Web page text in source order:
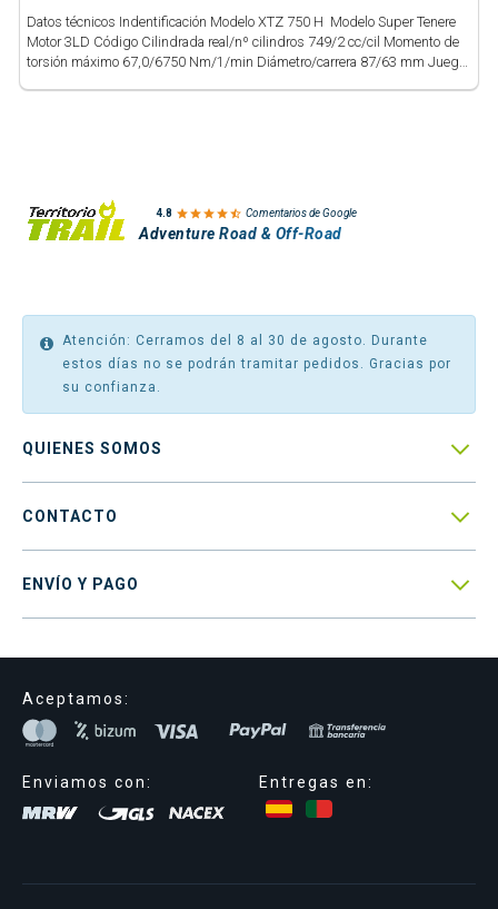
Datos técnicos Indentificación Modelo XTZ 750 H Modelo Super Tenere
Motor 3LD Código Cilindrada real/nº cilindros 749/2 cc/cil Momento de
torsión máximo 67,0/6750 Nm/1/min Diámetro/carrera 87/63 mm Juego
4.8  Comentarios de Google
Adventure Road & Off-Road
Atención: Cerramos del 8 al 30 de agosto. Durante
estos días no se podrán tramitar pedidos. Gracias por
su confianza.
QUIENES SOMOS 
CONTACTO 
ENVÍO Y PAGO 
Aceptamos:
Enviamos con: Entregas en: